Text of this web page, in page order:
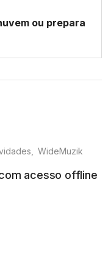
ou prepara
WideMuzik
acesso offline